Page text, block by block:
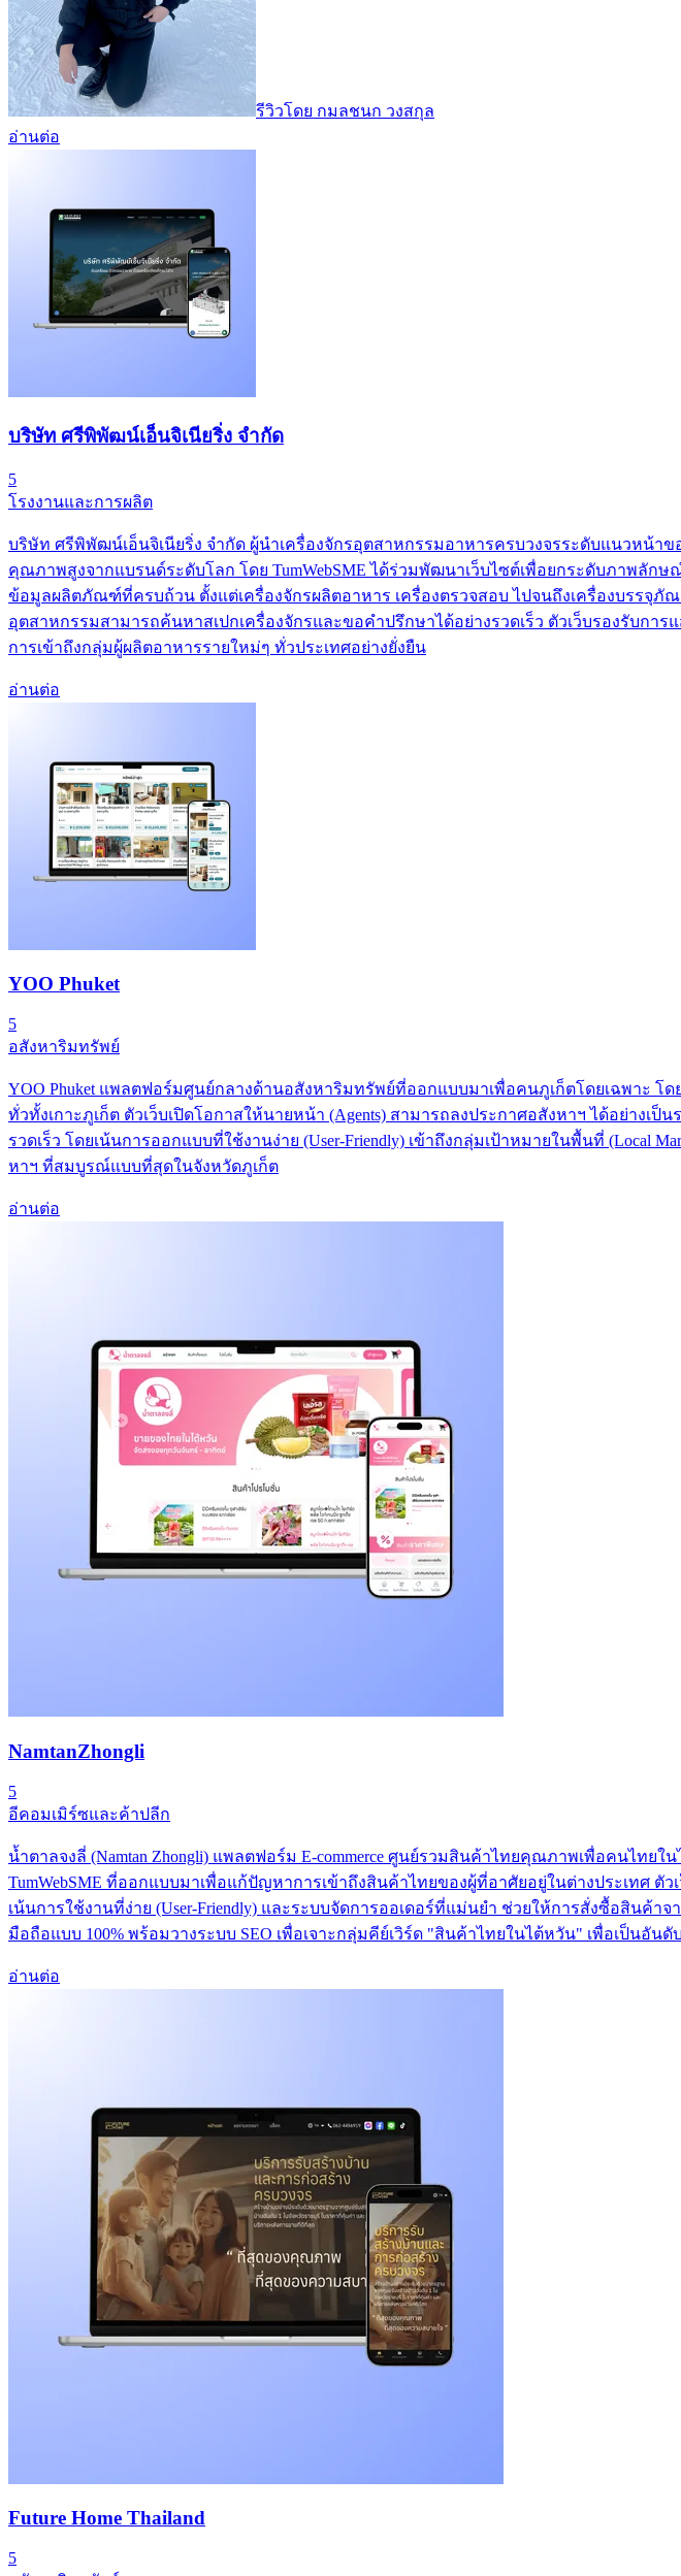
รีวิวโดย กมลชนก วงสกุล
อ่านต่อ
บริษัท ศรีพิพัฒน์เอ็นจิเนียริ่ง จำกัด
5
โรงงานและการผลิต
บริษัท ศรีพิพัฒน์เอ็นจิเนียริ่ง จำกัด ผู้นำเครื่องจักรอุตสาหกรรมอาหารครบวงจรระดับแนวหน้า
คุณภาพสูงจากแบรนด์ระดับโลก โดย TumWebSME ได้ร่วมพัฒนาเว็บไซต์เพื่อยกระดับภาพลัก
ข้อมูลผลิตภัณฑ์ที่ครบถ้วน ตั้งแต่เครื่องจักรผลิตอาหาร เครื่องตรวจสอบ ไปจนถึงเครื่องบรรจุภัณ
อุตสาหกรรมสามารถค้นหาสเปกเครื่องจักรและขอคำปรึกษาได้อย่างรวดเร็ว ตัวเว็บรองรับกา
การเข้าถึงกลุ่มผู้ผลิตอาหารรายใหม่ๆ ทั่วประเทศอย่างยั่งยืน
อ่านต่อ
YOO Phuket
5
อสังหาริมทรัพย์
YOO Phuket แพลตฟอร์มศูนย์กลางด้านอสังหาริมทรัพย์ที่ออกแบบมาเพื่อคนภูเก็ตโดยเฉพาะ โด
ทั่วทั้งเกาะภูเก็ต ตัวเว็บเปิดโอกาสให้นายหน้า (Agents) สามารถลงประกาศอสังหาฯ ได้อย่าง
รวดเร็ว โดยเน้นการออกแบบที่ใช้งานง่าย (User-Friendly) เข้าถึงกลุ่มเป้าหมายในพื้นที่ (Local
หาฯ ที่สมบูรณ์แบบที่สุดในจังหวัดภูเก็ต
อ่านต่อ
NamtanZhongli
5
อีคอมเมิร์ซและค้าปลีก
น้ำตาลจงลี่ (Namtan Zhongli) แพลตฟอร์ม E-commerce ศูนย์รวมสินค้าไทยคุณภาพเพื่อคนไ
TumWebSME ที่ออกแบบมาเพื่อแก้ปัญหาการเข้าถึงสินค้าไทยของผู้ที่อาศัยอยู่ในต่างประเทศ
เน้นการใช้งานที่ง่าย (User-Friendly) และระบบจัดการออเดอร์ที่แม่นยำ ช่วยให้การสั่งซื้อสินค้
มือถือแบบ 100% พร้อมวางระบบ SEO เพื่อเจาะกลุ่มคีย์เวิร์ด "สินค้าไทยในไต้หวัน" เพื่อเป็นอั
อ่านต่อ
Future Home Thailand
5